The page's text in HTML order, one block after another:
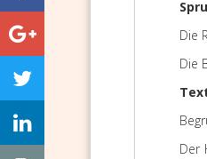
Die
Die
Der